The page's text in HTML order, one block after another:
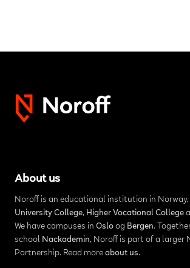
About us
Noroff is an educational institution in
University College, Higher Vocational College
We have campuses in Osloog Bergen.
school Nackademin, Noroff is part of a larger
Partnership. Read more about us.